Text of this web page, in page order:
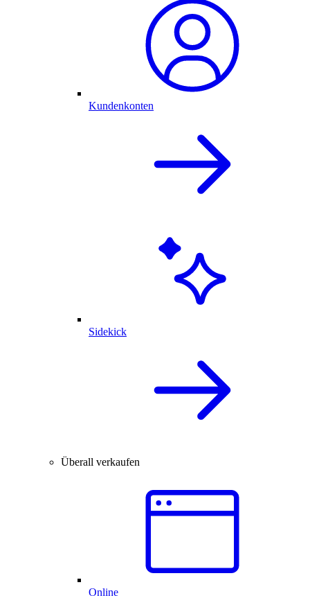
Kundenkonten
Sidekick
Überall verkaufen
Online